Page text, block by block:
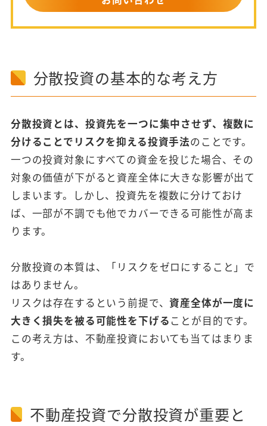
分散投資の基本的な考え方
分散投資とは、投資先を一つに集中させず、複数に
分けることでリスクを抑える投資手法のことです。
一つの投資対象にすべての資金を投じた場合、その
対象の価値が下がると資産全体に大きな影響が出て
しまいます。しかし、投資先を複数に分けておけ
ば、一部が不調でも他でカバーできる可能性が高ま
ります。
分散投資の本質は、「リスクをゼロにすること」で
はありません。
リスクは存在するという前提で、資産全体が一度に
大きく損失を被る可能性を下げる ことが目的です。
この考え方は、不動産投資においても当てはまりま
す。
不動産投資で分散投資が重要と